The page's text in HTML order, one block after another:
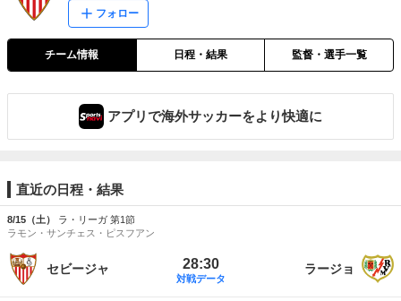
フォロー
チーム情報 日程・結果 監督・選手一覧
アプリで海外サッカーをより快適に
直近の日程・結果
8/15（土）
ラ・リーガ 第1節
ラモン・サンチェス・ピスフアン
セビージャ 28:30
対戦データ
ラージョ